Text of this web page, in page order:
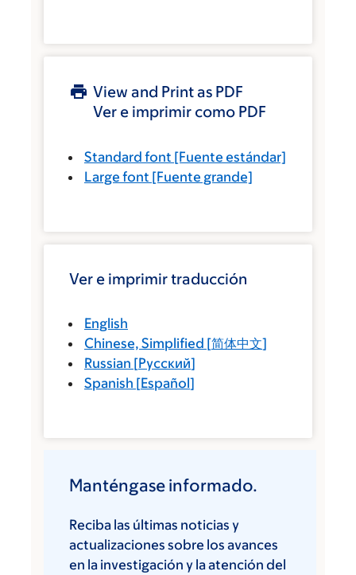
View and Print as PDF
Ver e imprimir como PDF
Standard font [Fuente estándar]
Large font [Fuente grande]
Ver e imprimir traducción
English
Chinese, Simplified [简体中文]
Russian [Русский]
Spanish [Español]
Manténgase informado.
Reciba las últimas noticias y
actualizaciones sobre los avances
en la investigación y la atención del